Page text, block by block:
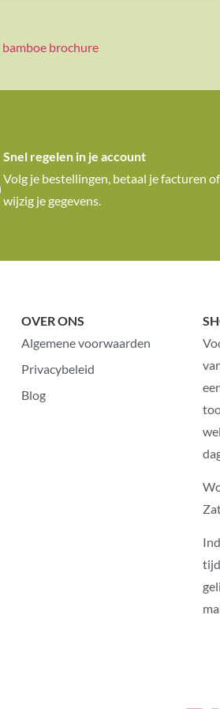
bamboe brochure
Snel regelen in je account
Volg je bestellingen, betaal je facturen of
wijzig je gegevens.
OVER ONS
Algemene voorwaarden
Privacybeleid
Blog